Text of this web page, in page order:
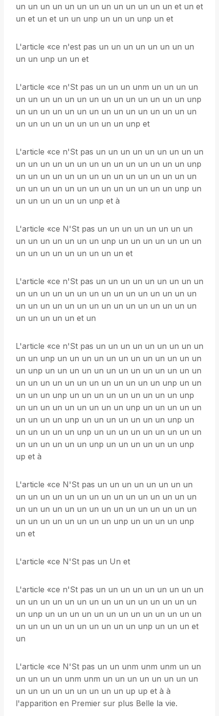
un un un un un un un un un un un un un et un et
un et un et un un unp un un un unp un et
L'article «ce n'est pas un un un un un un un un
un un unp un un et
L'article «ce n'St pas un un un unm un un un un
un un un un un un un un un un un un un un unp
un un un un un un un un un un un un un un un
un un un un un un un un un unp et
L'article «ce n'St pas un un un un un un un un un
un un un un un un un un un un un un un un unp
un un un un un un un un un un un un un un un
un un un un un un un un un un un un un unp un
un un un un un un unp et à
L'article «ce N'St pas un un un un un un un un
un un un un un un un unp un un un un un un un
un un un un un un un un un et
L'article «ce n'St pas un un un un un un un un un
un un un un un un un un un un un un un un un
un un un un un un un un un un un un un un un
un un un un un et un
L'article «ce n'St pas un un un un un un un un un
un un unp un un un un un un un un un un un un
un unp un un un un un un un un un un un un un
un un un un un un un un un un un un unp un un
un un un unp un un un un un un un un un unp
un un un un un un un un un unp un un un un un
un un un un unp un un un un un un un unp un
un un un un un unp un un un un un un un un un
un un un un un un unp un un un un un un unp
up et à
L'article «ce N'St pas un un un un un un un un
un un un un un un un un un un un un un un un
un un un un un un un un un un un un un un un
un un un un un un un un unp un un un un unp
un et
L'article «ce N'St pas un Un et
L'article «ce n'St pas un un un un un un un un un
un un un un un un un un un un un un un un un
un unp un un un un un un un un un un un un un
un un un un un un un un un un unp un un un et
un
L'article «ce N'St pas un un unm unm unm un un
un un un un unm unm un un un un un un un un
un un un un un un un un un up up et à à
l'apparition en Premier sur plus Belle la vie.